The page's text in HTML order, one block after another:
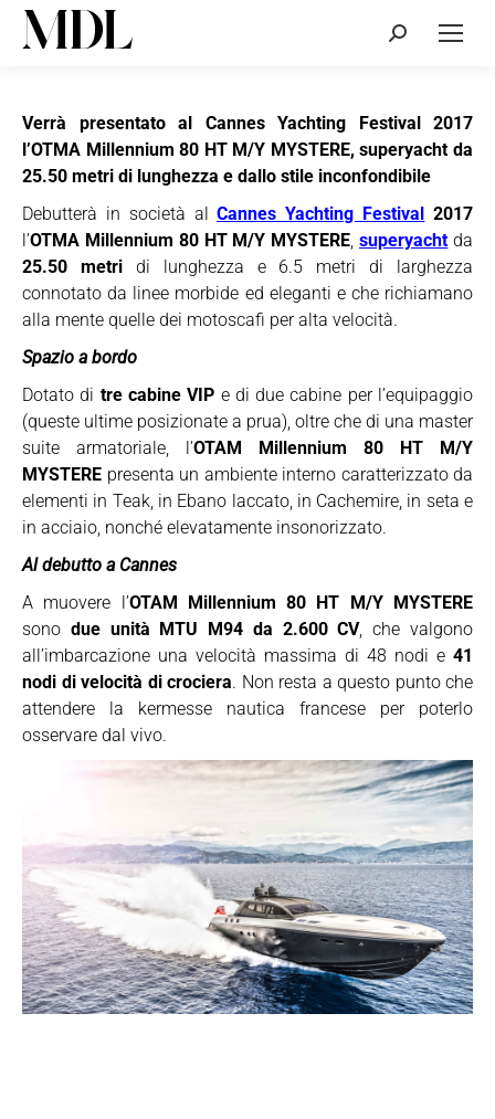
Cerca:
Verrà presentato al Cannes Yachting Festival 2017
l’OTMA Millennium 80 HT M/Y MYSTERE, superyacht da
25.50 metri di lunghezza e dallo stile inconfondibile
Debutterà in società alCannes Yachting Festival 2017
l’OTMA Millennium 80 HT M/Y MYSTERE,superyachtda
25.50 metridi lunghezza e 6.5 metri di larghezza
connotato da linee morbide ed eleganti e che richiamano
alla mente quelle dei motoscafi per alta velocità.
Spazio a bordo
Dotato di tre cabine VIP e di due cabine per l’equipaggio
(queste ultime posizionate a prua), oltre che di una master
suite armatoriale, l’OTAM Millennium 80 HT M/Y
MYSTERE presenta un ambiente interno caratterizzato da
elementi in Teak, in Ebano laccato, in Cachemire, in seta e
in acciaio, nonché elevatamente insonorizzato.
Al debutto a Cannes
A muovere l’OTAM Millennium 80 HT M/Y MYSTERE
sono due unità MTU M94 da 2.600 CV, che valgono
all’imbarcazione una velocità massima di 48 nodi e 41
nodi di velocità di crociera. Non resta a questo punto che
attendere la kermesse nautica francese per poterlo
osservare dal vivo.